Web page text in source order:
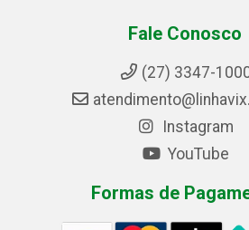
Fale Conosco
(27) 3347-
Instagram
YouTube
Formas de